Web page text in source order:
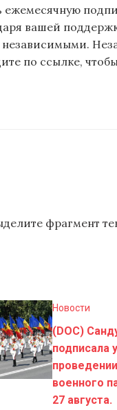
вашей
по ссылке,
фрагмент
Новости
(DOC)
подписала
проведении
военного
27 августа.